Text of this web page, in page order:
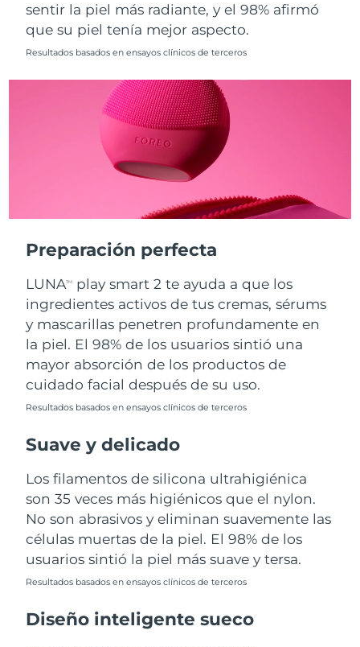
sentir la piel más radiante, y el 98% afirmó
que su piel tenía mejor aspecto.
Resultados basados en ensayos clínicos de terceros
Preparación perfecta
LUNATM
play smart 2 te ayuda a que los
ingredientes activos de tus cremas, sérums
y mascarillas penetren profundamente en
la piel. El 98% de los usuarios sintió una
mayor absorción de los productos de
cuidado facial después de su uso.
Resultados basados en ensayos clínicos de terceros
Suave y delicado
Los filamentos de silicona ultrahigiénica
son 35 veces más higiénicos que el nylon.
No son abrasivos y eliminan suavemente las
células muertas de la piel. El 98% de los
usuarios sintió la piel más suave y tersa.
Resultados basados en ensayos clínicos de terceros
Diseño inteligente sueco
Corea del Sur Entrega prevista
Entrega prevista
Entrega prevista
Entrega prevista8/16/26
Turquía Entrega prevista
Emiratos Árabes
Unidos
Entrega prevista
Reino Unido Entrega prevista8/12/26
Estados Unidos Entrega prevista